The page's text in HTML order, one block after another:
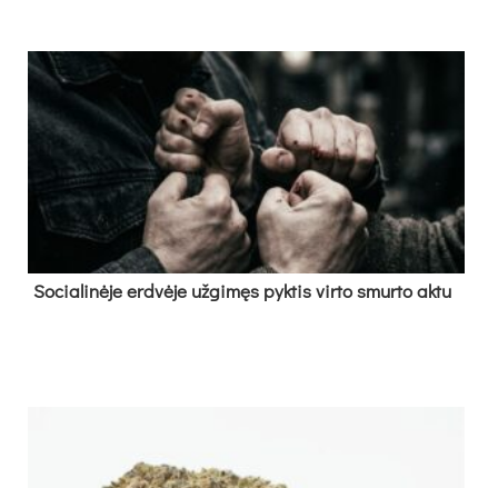
So­cia­li­nė­je erd­vė­je už­gi­męs pyk­tis vir­to smur­to ak­tu